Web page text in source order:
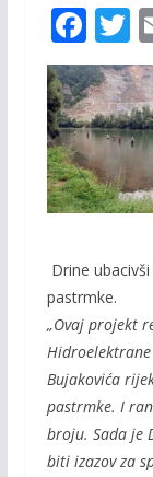
F
ac
e
b
o
o
T
Drine
pastrmke.
„Ovaj projekt
Bujakovića
pastrmke. I
broju. Sada je
biti izazov za